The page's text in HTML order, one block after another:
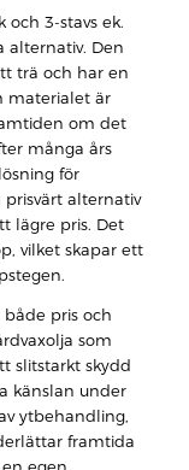
3-stavs ek.
alternativ. Den
trä och har en
materialet är
om det
många års
för
alternativ
lägre pris. Det
vilket skapar ett
pris och
som
slitstarkt skydd
känslan under
ytbehandling,
framtida